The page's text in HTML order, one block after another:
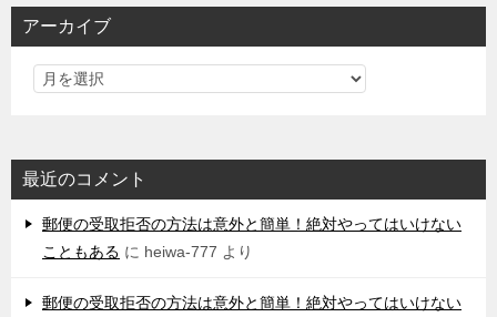
アーカイブ
最近のコメント
郵便の受取拒否の方法は意外と簡単！絶対やってはいけない
こともある に heiwa-777 より
郵便の受取拒否の方法は意外と簡単！絶対やってはいけない